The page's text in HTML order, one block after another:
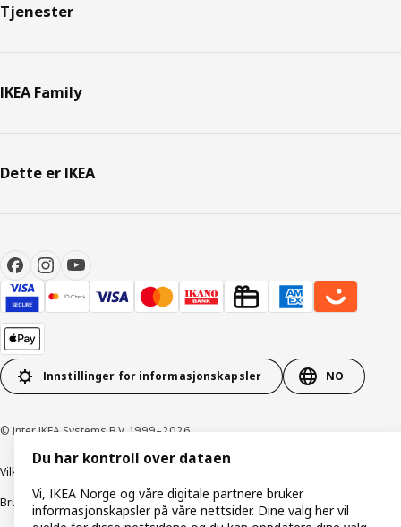
Tjenester
IKEA Family
Dette er IKEA
Innstillinger for informasjonskapsler NO
© Inter IKEA Systems B.V. 1999–2026
Vilkår og betingelser
Bruk av informasjonskapsler (Cookies)Retningslinjer for ansvarlig avsløring
Du har kontroll over dataen
Vi, IKEA Norge og våre digitale partnere bruker
informasjonskapsler på våre nettsider. Dine valg her vil